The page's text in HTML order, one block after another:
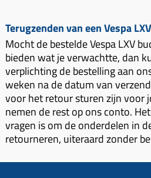
Terugzenden van een Vespa
Mocht de bestelde Vespa LXV
bieden wat je verwachtte, dan
verplichting de bestelling aan
weken na de datum van
voor het retour sturen zijn voor
nemen de rest op ons conto.
vragen is om de onderdelen in
retourneren, uiteraard zonder